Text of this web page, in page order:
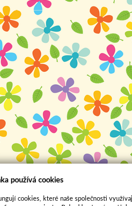
používá cookies
cookies, které naše společnosti